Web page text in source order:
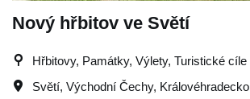
Nový hřbitov ve Světí
Hřbitovy, Památky, Výlety, Turistické cíle
Světí, Východní Čechy, Královéhradecko